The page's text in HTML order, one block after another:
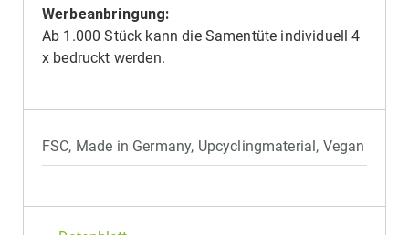
Werbeanbringung:
Ab 1.000 Stück kann die Samentüte individuell 4
x bedruckt werden.
FSC, Made in Germany, Upcyclingmaterial , Vegan